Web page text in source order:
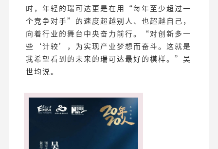
时，年轻的瑞可达更是在用“每年至少超过一
个竞争对手”的速度超越别人、也超越自己，
向着行业的舞台中央奋力前行。“对创新多一
些‘计较’，为实现产业梦想而奋斗。这就是
我希望看到的未来的瑞可达最好的模样。”吴
世均说。